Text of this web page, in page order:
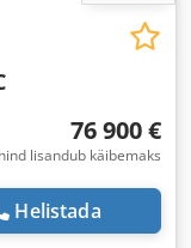
76 900 €
lisandub käibemaks
Helistada